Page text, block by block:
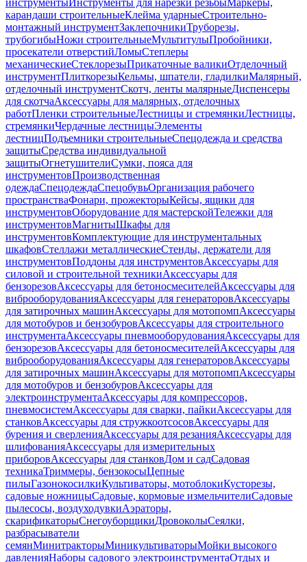
инструментыИнструменты для нарезки резьбыМаркеры,
карандаши строительныеКлейма ударныеСтроительно-
монтажный инструментЗаклепочникиТруборезы,
трубогибыНожи строительныеМультитулыПробойники,
просекатели отверстийЛомыСтеплеры
механическиеСтеклорезыПрикаточные валикиОтделочный
инструментПлиткорезыКельмы, шпатели, гладилкиМалярный,
отделочный инструментСкотч, ленты малярныеДиспенсеры
для скотчаАксессуары для малярных, отделочных
работПленки строительныеЛестницы и стремянкиЛестницы,
стремянкиЧердачные лестницыЭлементы
лестницПодъемники строительныеСпецодежда и средства
защитыСредства индивидуальной
защитыОгнетушителиСумки, пояса для
инструментовПроизводственная
одеждаСпецодеждаСпецобувьОрганизация рабочего
пространстваФонари, прожекторыКейсы, ящики для
инструментовОборудование для мастерскойТележки для
инструментовМагнитыШкафы для
инструментовКомплектующие для инструментальных
шкафовСтеллажи металлическиеСтенды, держатели для
инструментовПоддоны для инструментовАксессуары для
силовой и строительной техникиАксессуары для
бензорезовАксессуары для бетоносмесителейАксессуары для
виброоборудованияАксессуары для генераторовАксессуары
для затирочных машинАксессуары для мотопомпАксессуары
для мотобуров и бензобуровАксессуары для строительного
инструментаАксессуары пневмооборудованияАксессуары для
бензорезовАксессуары для бетоносмесителейАксессуары для
виброоборудованияАксессуары для генераторовАксессуары
для затирочных машинАксессуары для мотопомпАксессуары
для мотобуров и бензобуровАксессуары для
электроинструментаАксессуары для компрессоров,
пневмосистемАксессуары для сварки, пайкиАксессуары для
станковАксессуары для стружкоотсосовАксессуары для
бурения и сверленияАксессуары для резанияАксессуары для
шлифованияАксессуары для измерительных
приборовАксессуары для станковДом и садСадовая
техникаТриммеры, бензокосыЦепные
пилыГазонокосилкиКультиваторы, мотоблокиКусторезы,
садовые ножницыСадовые, кормовые измельчителиСадовые
пылесосы, воздуходувкиАэраторы,
скарификаторыСнегоуборщикиДровоколыСеялки,
разбрасыватели
семянМинитракторыМиникультиваторыМойки высокого
давленияНаборы садового электроинструментаОтдых и